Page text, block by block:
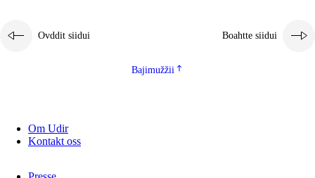
Ovddit siidui Boahtte siidui
Bajimužžii
Om Udir
Kontakt oss